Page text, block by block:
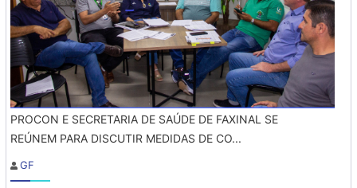
PROCON E SECRETARIA DE SAÚDE DE FAXINAL SE
REÚNEM PARA DISCUTIR MEDIDAS DE CO...
GF